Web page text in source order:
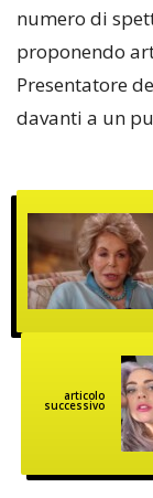
numero di
proponendo
Presentatore
davanti a un
articolo
successivo